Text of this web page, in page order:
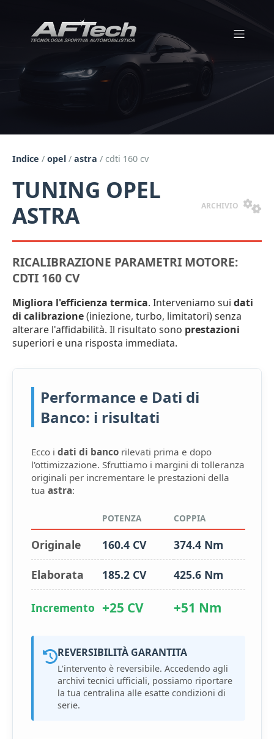
Indice / opel / astra / cdti 160 cv
TUNING OPEL
ASTRA
ARCHIVIO
RICALIBRAZIONE PARAMETRI MOTORE:
CDTI 160 CV
Migliora l'efficienza termica. Interveniamo sui dati
di calibrazione(iniezione, turbo, limitatori) senza
alterare l'affidabilità. Il risultato sono prestazioni
superiori e una risposta immediata.
Performance e Dati di
Banco: i risultati
Ecco i dati di banco rilevati prima e dopo
l'ottimizzazione. Sfruttiamo i margini di tolleranza
originali per incrementare le prestazioni della
tua astra:
POTENZA COPPIA
Originale 160.4 CV 374.4 Nm
Elaborata 185.2 CV 425.6 Nm
Incremento +25 CV +51 Nm
REVERSIBILITÀ GARANTITA
L'intervento è reversibile. Accedendo agli
archivi tecnici ufficiali, possiamo riportare
la tua centralina alle esatte condizioni di
serie.